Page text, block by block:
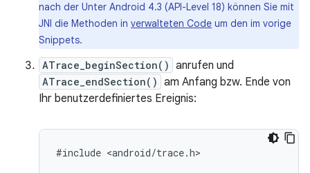
nach der Unter Android 4.3 (API-Level 18) können Sie mit
JNI die Methoden in verwalteten Code um den im vorige
Snippets.
ATrace_beginSection() anrufen und
ATrace_endSection() am Anfang bzw. Ende von
Ihr benutzerdefiniertes Ereignis:
#include <android/trace.h>